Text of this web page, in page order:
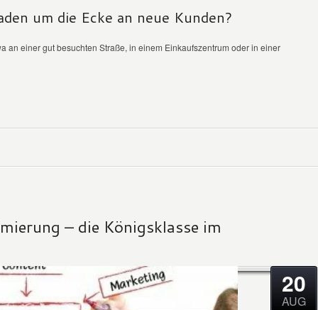
um die Ecke an neue Kunden?
an einer gut besuchten Straße, in einem Einkaufszentrum oder in einer
– die Königsklasse im
20
AUG